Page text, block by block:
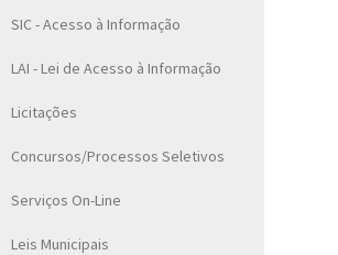
SIC - Acesso à Informação
LAI - Lei de Acesso à Informação
Licitações
Concursos/Processos Seletivos
Serviços On-Line
Leis Municipais